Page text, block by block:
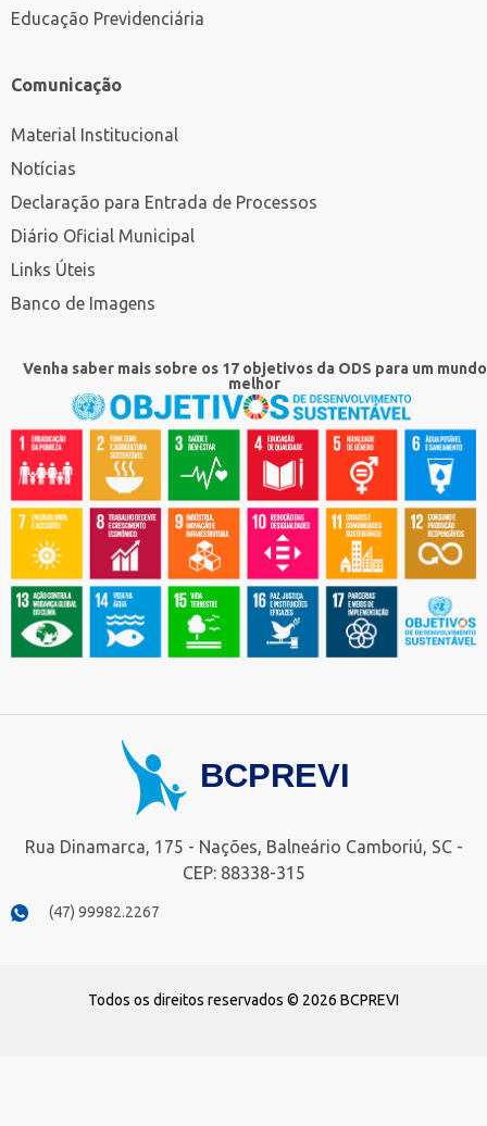
Educação Previdenciária
Comunicação
Material Institucional
Notícias
Declaração para Entrada de Processos
Diário Oficial Municipal
Links Úteis
Banco de Imagens
Venha saber mais sobre os 17 objetivos da ODS para um mundo
melhor
Rua Dinamarca, 175 - Nações, Balneário Camboriú, SC -
CEP: 88338-315
(47) 99982.2267
Todos os direitos reservados © 2026 BCPREVI